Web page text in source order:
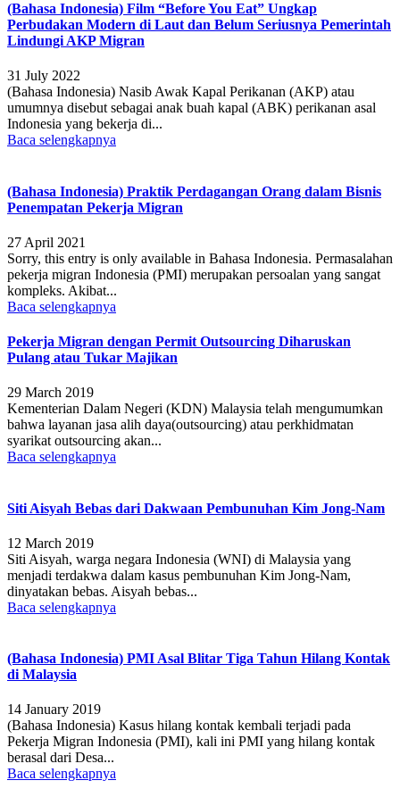
(Bahasa Indonesia) Film “Before You Eat” Ungkap
Perbudakan Modern di Laut dan Belum Seriusnya Pemerintah
Lindungi AKP Migran
31 July 2022
(Bahasa Indonesia) Nasib Awak Kapal Perikanan (AKP) atau
umumnya disebut sebagai anak buah kapal (ABK) perikanan asal
Indonesia yang bekerja di...
Baca selengkapnya
(Bahasa Indonesia) Praktik Perdagangan Orang dalam Bisnis
Penempatan Pekerja Migran
27 April 2021
Sorry, this entry is only available in Bahasa Indonesia. Permasalahan
pekerja migran Indonesia (PMI) merupakan persoalan yang sangat
kompleks. Akibat...
Baca selengkapnya
Pekerja Migran dengan Permit Outsourcing Diharuskan
Pulang atau Tukar Majikan
29 March 2019
Kementerian Dalam Negeri (KDN) Malaysia telah mengumumkan
bahwa layanan jasa alih daya(outsourcing) atau perkhidmatan
syarikat outsourcing akan...
Baca selengkapnya
Siti Aisyah Bebas dari Dakwaan Pembunuhan Kim Jong-Nam
12 March 2019
Siti Aisyah, warga negara Indonesia (WNI) di Malaysia yang
menjadi terdakwa dalam kasus pembunuhan Kim Jong-Nam,
dinyatakan bebas. Aisyah bebas...
Baca selengkapnya
(Bahasa Indonesia) PMI Asal Blitar Tiga Tahun Hilang Kontak
di Malaysia
14 January 2019
(Bahasa Indonesia) Kasus hilang kontak kembali terjadi pada
Pekerja Migran Indonesia (PMI), kali ini PMI yang hilang kontak
berasal dari Desa...
Baca selengkapnya